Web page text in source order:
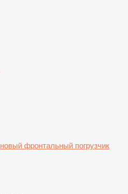
новый фронтальный погрузчик